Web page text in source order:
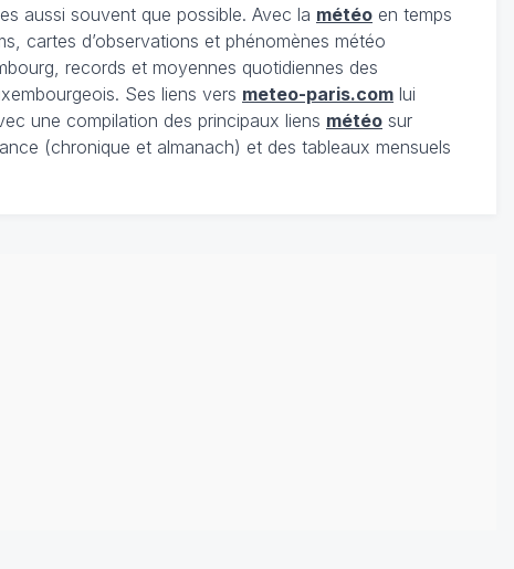
aussi souvent que possible. Avec la météo en temps
cartes d’observations et phénomènes météo
records et moyennes quotidiennes des
Ses liens vers meteo-paris.com lui
une compilation des principaux liens météo sur
(chronique et almanach) et des tableaux mensuels